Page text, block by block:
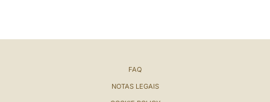
FAQ
NOTAS LEGAIS